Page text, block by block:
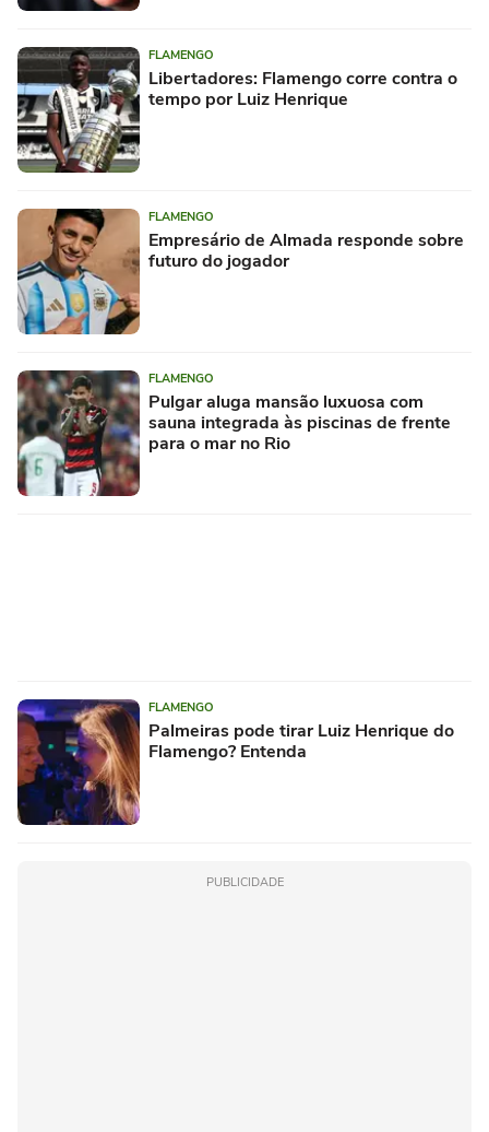
FLAMENGO
Libertadores: Flamengo corre contra o
tempo por Luiz Henrique
FLAMENGO
Empresário de Almada responde sobre
futuro do jogador
FLAMENGO
Pulgar aluga mansão luxuosa com
sauna integrada às piscinas de frente
para o mar no Rio
FLAMENGO
Palmeiras pode tirar Luiz Henrique do
Flamengo? Entenda
PUBLICIDADE